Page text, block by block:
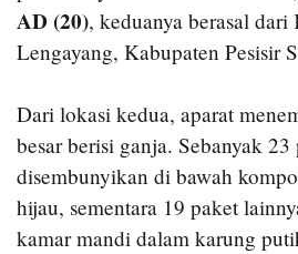
AD (20), keduanya berasal dari
Lengayang, Kabupaten Pesisir
Dari lokasi kedua, aparat
besar berisi ganja. Sebanyak 23
disembunyikan di bawah
hijau, sementara 19 paket
kamar mandi dalam karung